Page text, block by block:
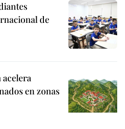
de
acelera
en zonas